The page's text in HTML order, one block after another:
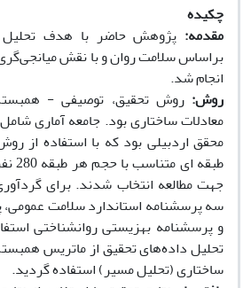
چکیده
مقدمه: پژوهش حاضر با هدف
براساس سلامت روان و با نقش
انجام شد.
روش: روش تحقیق، توصیفی -
معادلات ساختاری بود. جامعه آماری
محقق اردبیلی بود که با استفاده از
طبقه
جهت مطالعه انتخاب شدند. برای
سه پرسشنامه استاندارد سلامت
و پرسشنامه بهزیستی روانشناختی
تحلیل داده‌های تحقیق از ماتریس
ساختاری (تحلیل مسیر) استفاده گردید.